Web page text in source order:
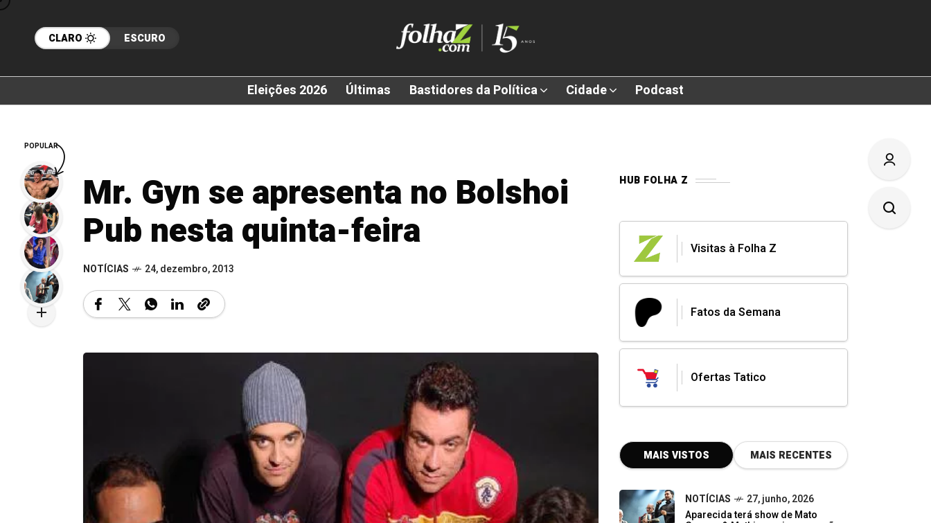
CLARO ESCURO
Eleições 2026 Últimas Bastidores da Política Cidade Podcast
Mr. Gyn se apresenta no Bolshoi
Pub nesta quinta-feira
NOTÍCIAS 24, dezembro, 2013
HUB FOLHA Z
Visitas à Folha Z
Fatos da Semana
Ofertas Tatico
MAIS VISTOS MAIS RECENTES
NOTÍCIAS
27, junho, 2026
Aparecida terá show de Mato
POPULAR